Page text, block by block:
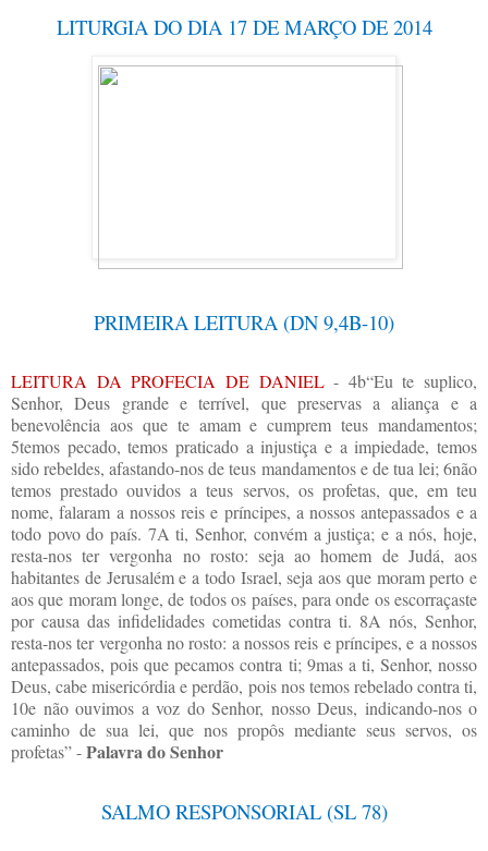
LITURGIA DO DIA 17 DE MARÇO DE 2014
PRIMEIRA LEITURA (DN 9,4B-10)
LEITURA DA PROFECIA DE DANIEL- 4b“Eu te suplico,
Senhor, Deus grande e terrível, que preservas a aliança e a
benevolência aos que te amam e cumprem teus mandamentos;
5temos pecado, temos praticado a injustiça e a impiedade, temos
sido rebeldes, afastando-nos de teus mandamentos e de tua lei; 6não
temos prestado ouvidos a teus servos, os profetas, que, em teu
nome, falaram a nossos reis e príncipes, a nossos antepassados e a
todo povo do país. 7A ti, Senhor, convém a justiça; e a nós, hoje,
resta-nos ter vergonha no rosto: seja ao homem de Judá, aos
habitantes de Jerusalém e a todo Israel, seja aos que moram perto e
aos que moram longe, de todos os países, para onde os escorraçaste
por causa das infidelidades cometidas contra ti. 8A nós, Senhor,
resta-nos ter vergonha no rosto: a nossos reis e príncipes, e a nossos
antepassados, pois que pecamos contra ti; 9mas a ti, Senhor, nosso
Deus, cabe misericórdia e perdão, pois nos temos rebelado contra ti,
10e não ouvimos a voz do Senhor, nosso Deus, indicando-nos o
caminho de sua lei, que nos propôs mediante seus servos, os
profetas” -Palavra do Senhor
SALMO RESPONSORIAL (SL 78)